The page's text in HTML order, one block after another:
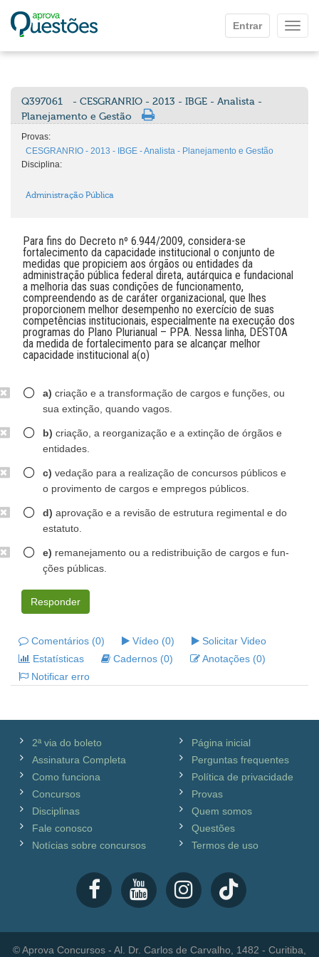
Entrar
Q397061
- CESGRANRIO - 2013 - IBGE - Analista -
Planejamento e Gestão
Provas:
CESGRANRIO - 2013 - IBGE - Analista - Planejamento e Gestão
Disciplina:
Administração Pública
Para fins do Decreto nº 6.944/2009, considera-se
fortalecimento da capacidade institucional o conjunto de
medidas que propiciem aos órgãos ou entidades da
administração pública federal direta, autárquica e fundacional
a melhoria das suas condições de funcionamento,
compreendendo as de caráter organizacional, que lhes
proporcionem melhor desempenho no exercício de suas
competências institucionais, especialmente na execução dos
programas do Plano Plurianual – PPA. Nessa linha, DESTOA
da medida de fortalecimento para se alcançar melhor
capacidade institucional a(o)
a) criação e a transformação de cargos e funções, ou
sua extinção, quando vagos.
b) criação, a reorganização e a extinção de órgãos e
entidades.
c) vedação para a realização de concursos públicos e
o provimento de cargos e empregos públicos.
d) aprovação e a revisão de estrutura regimental e do
estatuto.
e) remanejamento ou a redistribuição de cargos e fun-
ções públicas.
Responder
Comentários (0) Vídeo (0)
Solicitar Video
Estatísticas
Cadernos (0)
Anotações (0)
Notificar erro
2ª via do boleto
Assinatura Completa
Como funciona
Concursos
Disciplinas
Fale conosco
Notícias sobre concursos
Página inicial
Perguntas frequentes
Política de privacidade
Provas
Quem somos
Questões
Termos de uso
© Aprova Concursos - Al. Dr. Carlos de Carvalho, 1482 - Curitiba,